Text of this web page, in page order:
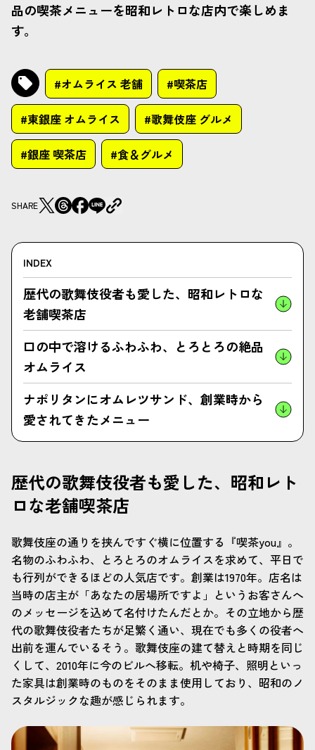
品の喫茶メニューを昭和レトロな店内で楽しめま
す。
#オムライス 老舗 #喫茶店
#東銀座 オムライス #歌舞伎座 グルメ
#銀座 喫茶店 #食＆グルメ
SHARE
INDEX
歴代の歌舞伎役者も愛した、昭和レトロな
老舗喫茶店
口の中で溶けるふわふわ、とろとろの絶品
オムライス
ナポリタンにオムレツサンド、創業時から
愛されてきたメニュー
歴代の歌舞伎役者も愛した、昭和レト
ロな老舗喫茶店
歌舞伎座の通りを挟んですぐ横に位置する『喫茶you』。
名物のふわふわ、とろとろのオムライスを求めて、平日で
も行列ができるほどの人気店です。創業は1970年。店名は
当時の店主が「あなたの居場所ですよ」というお客さんへ
のメッセージを込めて名付けたんだとか。その立地から歴
代の歌舞伎役者たちが足繁く通い、現在でも多くの役者へ
出前を運んでいるそう。歌舞伎座の建て替えと時期を同じ
くして、2010年に今のビルへ移転。机や椅子、照明といっ
た家具は創業時のものをそのまま使用しており、昭和のノ
スタルジックな趣が感じられます。